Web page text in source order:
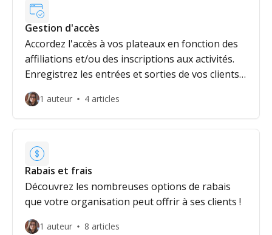
Gestion d'accès
Accordez l'accès à vos plateaux en fonction des
affiliations et/ou des inscriptions aux activités.
Enregistrez les entrées et sorties de vos clients
et faites un suivi des arrivées et des départs
d'enfants.
1 auteur 4 articles
Rabais et frais
Découvrez les nombreuses options de rabais
que votre organisation peut offrir à ses clients !
1 auteur 8 articles